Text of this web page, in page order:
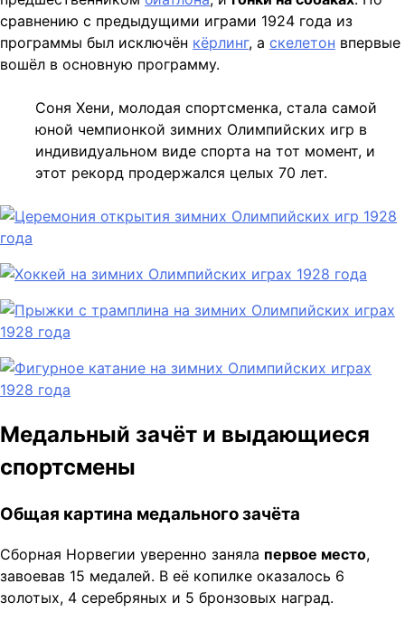
сравнению с предыдущими играми 1924 года из
программы был исключён кёрлинг, а скелетон впервые
вошёл в основную программу.
Соня Хени, молодая спортсменка, стала самой
юной чемпионкой зимних Олимпийских игр в
индивидуальном виде спорта на тот момент, и
этот рекорд продержался целых 70 лет.
Медальный зачёт и выдающиеся
спортсмены
Общая картина медального зачёта
Сборная Норвегии уверенно заняла первое место,
завоевав 15 медалей. В её копилке оказалось 6
золотых, 4 серебряных и 5 бронзовых наград.